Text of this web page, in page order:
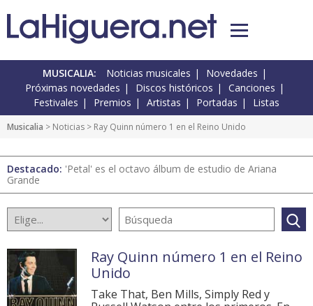
MUSICALIA: Noticias musicales
Novedades
Próximas novedades
Discos históricos
Canciones
Festivales
Premios Artistas Portadas Listas
Musicalia > Noticias > Ray Quinn número 1 en el Reino Unido
Destacado: 'Petal' es el octavo álbum de estudio de Ariana
Grande
Ray Quinn número 1 en el Reino
Unido
Take That, Ben Mills, Simply Red y